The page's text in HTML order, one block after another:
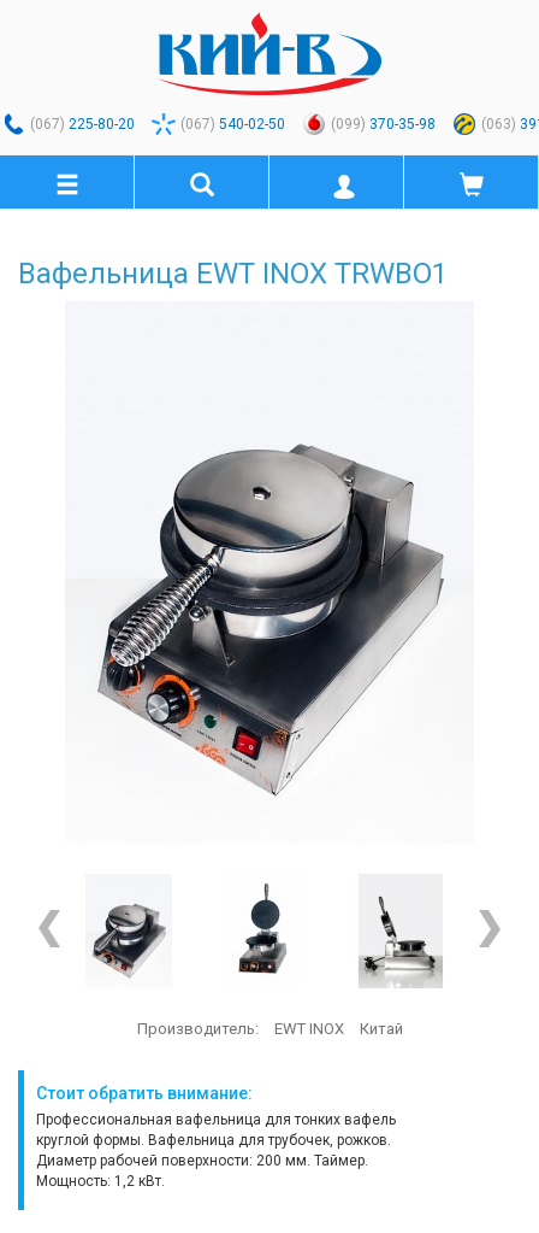
(067) 225-80-20 (067) 540-02-50 (099) 370-35-98 (063)
Вафельница EWT INOX TRWBO1
Производитель: EWT INOX Китай
Стоит обратить внимание:
Профессиональная вафельница для тонких вафель
круглой формы. Вафельница для трубочек, рожков.
Диаметр рабочей поверхности: 200 мм. Таймер.
Мощность: 1,2 кВт.